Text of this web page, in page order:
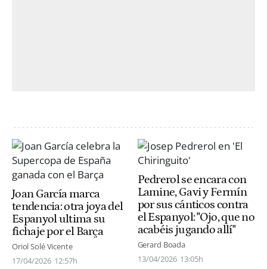
Joan García marca
tendencia: otra joya del
Espanyol ultima su
fichaje por el Barça
Oriol Solé Vicente
17/04/2026 12:57h
Pedrerol se encara con
Lamine, Gavi y Fermín
por sus cánticos contra
el Espanyol: "Ojo, que no
acabéis jugando allí"
Gerard Boada
13/04/2026 13:05h